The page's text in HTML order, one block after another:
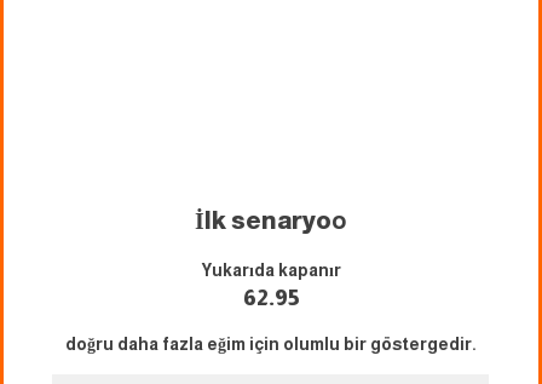
İlk senaryoo
Yukarıda kapanır
62.95
doğru daha fazla eğim için olumlu bir göstergedir.